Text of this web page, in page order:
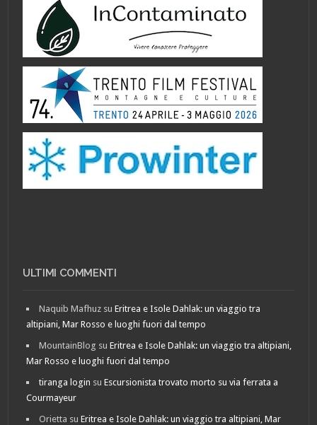
ULTIMI COMMENTI
Naquib Mafhuz suEritrea e Isole Dahlak: un viaggio tra
altipiani, Mar Rosso e luoghi fuori dal tempo
MountainBlog suEritrea e Isole Dahlak: un viaggio tra altipiani,
Mar Rosso e luoghi fuori dal tempo
tiranga login suEscursionista trovato morto su via ferrata a
Courmayeur
Orietta suEritrea e Isole Dahlak: un viaggio tra altipiani, Mar